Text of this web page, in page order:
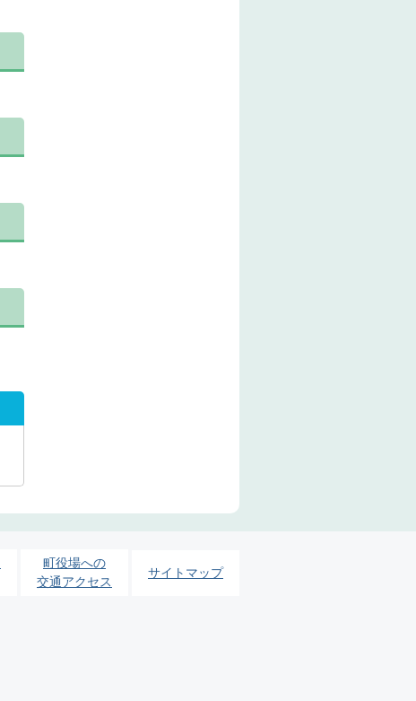
町役場への
交通アクセス
サイトマップ